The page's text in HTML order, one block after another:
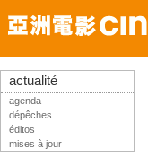
actualité
agenda
dépêches
éditos
mises à jour